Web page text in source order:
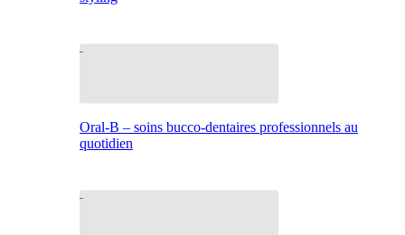
Oral-B – soins bucco-dentaires professionnels au
quotidien